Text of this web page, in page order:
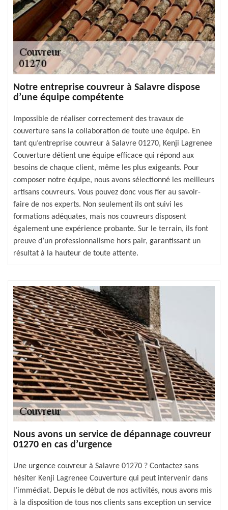
Notre entreprise couvreur à Salavre dispose
d’une équipe compétente
Impossible de réaliser correctement des travaux de
couverture sans la collaboration de toute une équipe. En
tant qu’entreprise couvreur à Salavre 01270, Kenji Lagrenee
Couverture détient une équipe efficace qui répond aux
besoins de chaque client, même les plus exigeants. Pour
composer notre équipe, nous avons sélectionné les meilleurs
artisans couvreurs. Vous pouvez donc vous fier au savoir-
faire de nos experts. Non seulement ils ont suivi les
formations adéquates, mais nos couvreurs disposent
également une expérience probante. Sur le terrain, ils font
preuve d’un professionnalisme hors pair, garantissant un
résultat à la hauteur de toute attente.
Nous avons un service de dépannage couvreur
01270 en cas d’urgence
Une urgence couvreur à Salavre 01270 ? Contactez sans
hésiter Kenji Lagrenee Couverture qui peut intervenir dans
l’immédiat. Depuis le début de nos activités, nous avons mis
à la disposition de tous nos clients sans exception un service